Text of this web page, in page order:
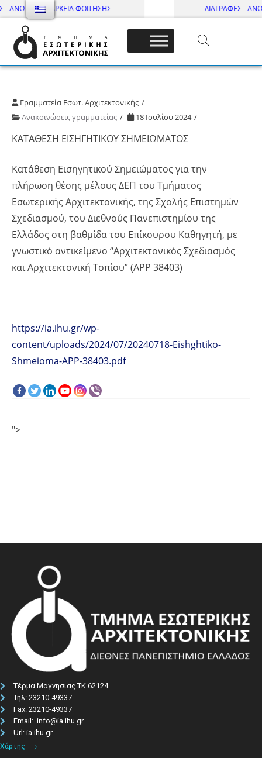
ΑΝΩΤΑΤΗ ΔΙΑΡΚΕΙΑ ΦΟΙΤΗΣΗΣ ------------ ----------- ΔΙΑΓΡΑΦΕΣ -
Τμήμα Εσωτ. Αρχιτεκτονικής – ΔΙ.ΠΑ.Ε
Γραμματεία Εσωτ. Αρχιτεκτονικής
Ανακοινώσεις γραμματείας
18 Ιουλίου 2024
ΚΑΤΑΘΕΣΗ ΕΙΣΗΓΗΤΙΚΟΥ ΣΗΜΕΙΩΜΑΤΟΣ
Κατάθεση Εισηγητικού Σημειώματος για την
πλήρωση θέσης μέλους ΔΕΠ του Τμήματος
Εσωτερικής Αρχιτεκτονικής, της Σχολής Επιστημών
Σχεδιασμού, του Διεθνούς Πανεπιστημίου της
Ελλάδος στη βαθμίδα του Επίκουρου Καθηγητή, με
γνωστικό αντικείμενο “Αρχιτεκτονικός Σχεδιασμός
και Αρχιτεκτονική Τοπίου” (ΑΡΡ 38403)
https://ia.ihu.gr/wp-
content/uploads/2024/07/20240718-Eishghtiko-
Shmeioma-ΑΡΡ-38403.pdf
">
Τέρμα Μαγνησίας ΤΚ 62124
Τηλ: 23210-49337​
Fax: 23210-49337
Email: info@ia.ihu.gr
Url: ia.ihu.gr
Χάρτης